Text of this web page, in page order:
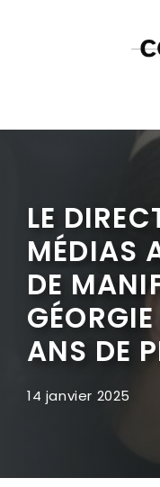
LE
MÉDIAS
DE
ANS DE
14 janvier 2025